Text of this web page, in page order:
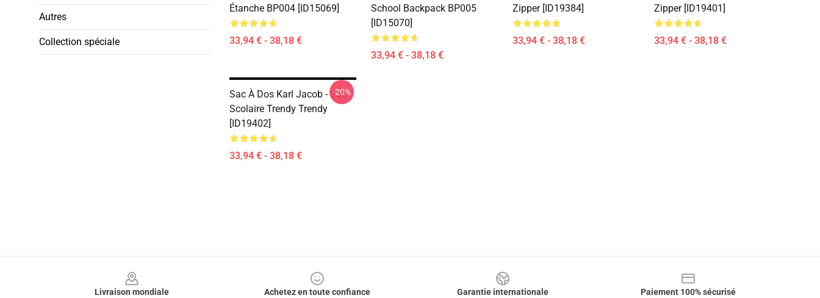
Autres
Collection spéciale
Étanche BP004 [ID15069]
33,94 € - 38,18 €
School Backpack BP005
[ID15070]
33,94 € - 38,18 €
Zipper [ID19384]
33,94 € - 38,18 €
Zipper [ID19401]
33,94 € - 38,18 €
Sac À Dos Karl Jacob - Sac
Scolaire Trendy Trendy
[ID19402]
33,94 € - 38,18 €
-20%
Livraison mondiale
Achetez en toute confiance
Garantie internationale
Paiement 100% sécurisé